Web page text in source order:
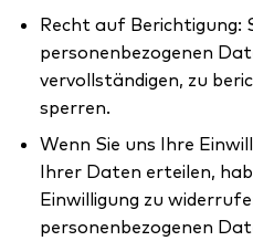
Recht auf Berichtigung:
personenbezogenen
vervollständigen, zu
sperren.
Wenn Sie uns Ihre
Ihrer Daten erteilen,
Einwilligung zu
personenbezogenen